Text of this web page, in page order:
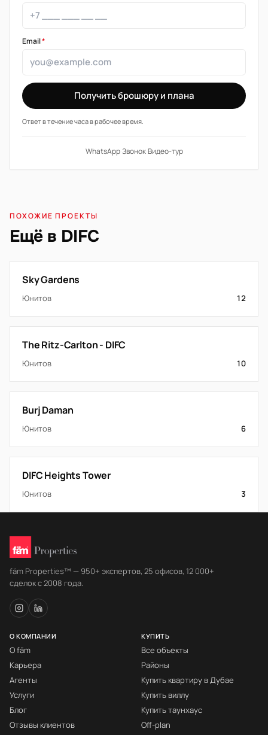
Email*
Получить брошюру и плана
Ответ в течение часа в рабочее время.
WhatsApp·Звонок·Видео-тур
ПОХОЖИЕ ПРОЕКТЫ
Ещё в DIFC
Sky Gardens
Юнитов 12
The Ritz-Carlton - DIFC
Юнитов 10
Burj Daman
Юнитов 6
DIFC Heights Tower
Юнитов 3
fäm Properties™ — 950+ экспертов, 25 офисов, 12 000+
сделок с 2008 года.
О КОМПАНИИ
О fäm
Карьера
Агенты
Услуги
Блог
Отзывы клиентов
КУПИТЬ
Все объекты
Районы
Купить квартиру в Дубае
Купить виллу
Купить таунхаус
Off-plan